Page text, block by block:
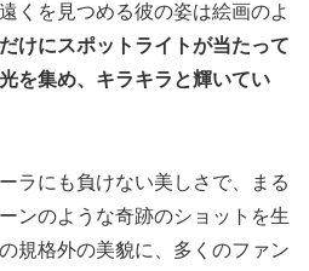
くを見つめる彼の姿は絵画のよ
けにスポットライトが当たって
を集め、キラキラと輝いてい
ラにも負けない美しさで、まる
ンのような奇跡のショットを生
規格外の美貌に、多くのファン